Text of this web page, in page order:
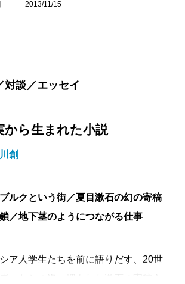
2013/11/15
対談／エッセイ
から生まれた小説
創
ルクという街／夏目漱石の幻の寄稿
／地下茎のようにつながる仕事
ア人学生たちを前に語りだす、20世